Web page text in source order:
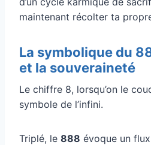
maintenant récolter ta
La symbolique du
et la souveraineté
Le chiffre 8, lorsqu’on le
symbole de l’infini.
Triplé, le 888 évoque un